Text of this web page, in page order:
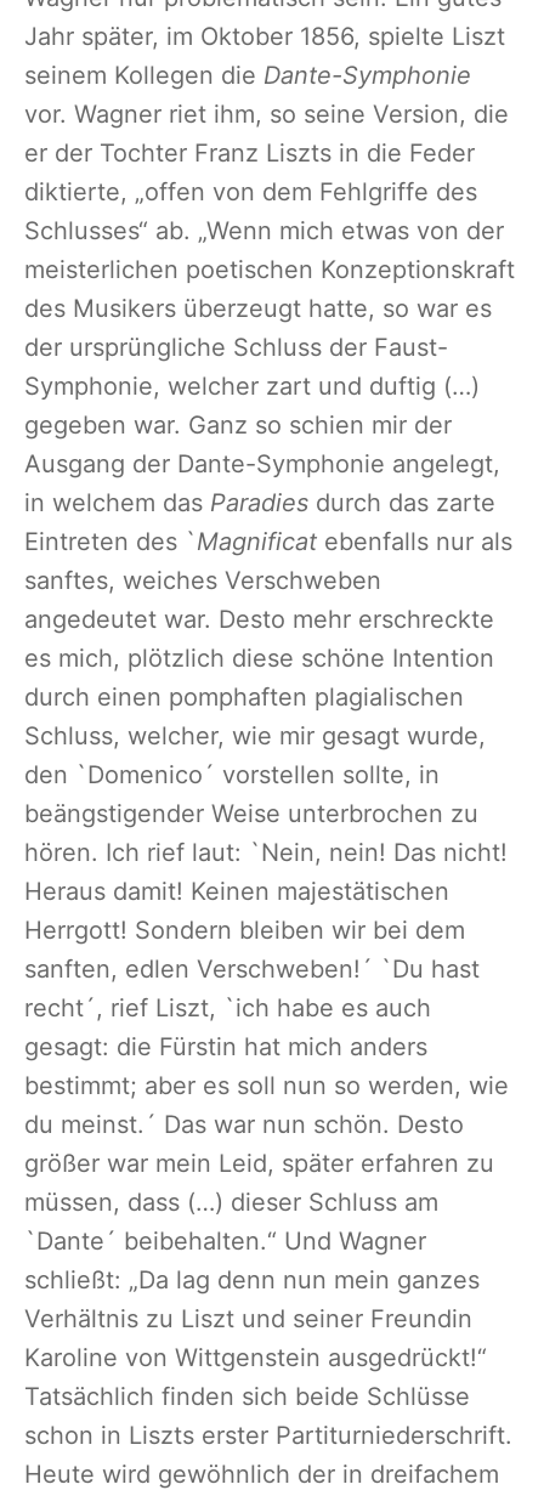
Jahr später, im Oktober 1856, spielte Liszt
seinem Kollegen die Dante-Symphonie
vor. Wagner riet ihm, so seine Version, die
er der Tochter Franz Liszts in die Feder
diktierte, „offen von dem Fehlgriffe des
Schlusses“ ab. „Wenn mich etwas von der
meisterlichen poetischen Konzeptionskraft
des Musikers überzeugt hatte, so war es
der ursprüngliche Schluss der Faust-
Symphonie, welcher zart und duftig (…)
gegeben war. Ganz so schien mir der
Ausgang der Dante-Symphonie angelegt,
in welchem das Paradies durch das zarte
Eintreten des `Magnificat ebenfalls nur als
sanftes, weiches Verschweben
angedeutet war. Desto mehr erschreckte
es mich, plötzlich diese schöne Intention
durch einen pomphaften plagialischen
Schluss, welcher, wie mir gesagt wurde,
den `Domenico´ vorstellen sollte, in
beängstigender Weise unterbrochen zu
hören. Ich rief laut: `Nein, nein! Das nicht!
Heraus damit! Keinen majestätischen
Herrgott! Sondern bleiben wir bei dem
sanften, edlen Verschweben!´ `Du hast
recht´, rief Liszt, `ich habe es auch
gesagt: die Fürstin hat mich anders
bestimmt; aber es soll nun so werden, wie
du meinst.´ Das war nun schön. Desto
größer war mein Leid, später erfahren zu
müssen, dass (…) dieser Schluss am
`Dante´ beibehalten.“ Und Wagner
schließt: „Da lag denn nun mein ganzes
Verhältnis zu Liszt und seiner Freundin
Karoline von Wittgenstein ausgedrückt!“
Tatsächlich finden sich beide Schlüsse
schon in Liszts erster Partiturniederschrift.
Heute wird gewöhnlich der in dreifachem